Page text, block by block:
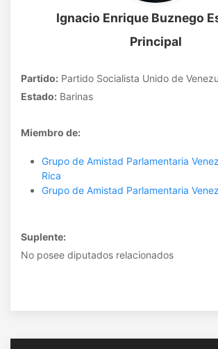
Ignacio Enrique Buznego
Principal
Partido: Partido Socialista Unido de
Estado: Barinas
Miembro de:
Grupo de Amistad Parlamentaria
Rica
Grupo de Amistad Parlamentaria
Suplente:
No posee diputados relacionados